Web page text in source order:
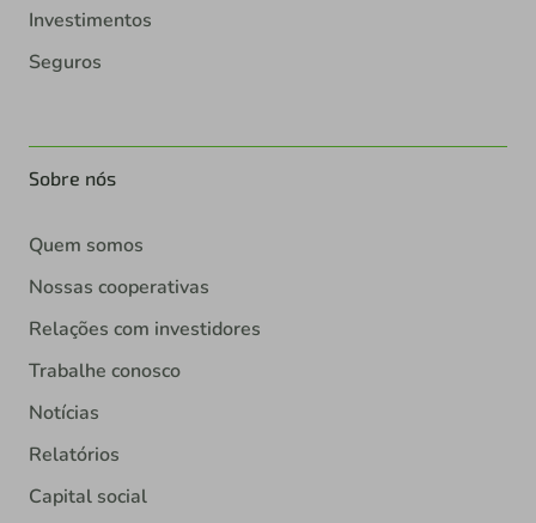
Investimentos
Seguros
Sobre nós
Quem somos
Nossas cooperativas
Relações com investidores
Trabalhe conosco
Notícias
Relatórios
Capital social